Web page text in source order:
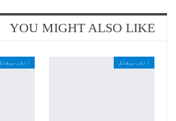
YOU MIGHT ALSO LIKE
انٹرنیشنل انٹرنیشنل